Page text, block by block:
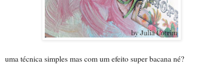
uma técnica simples mas com um efeito super bacana né?